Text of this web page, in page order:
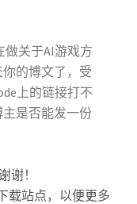
关于AI游戏方
的博文了，受
上的链接打不
是否能发一份
谢！
载站点，以便更多